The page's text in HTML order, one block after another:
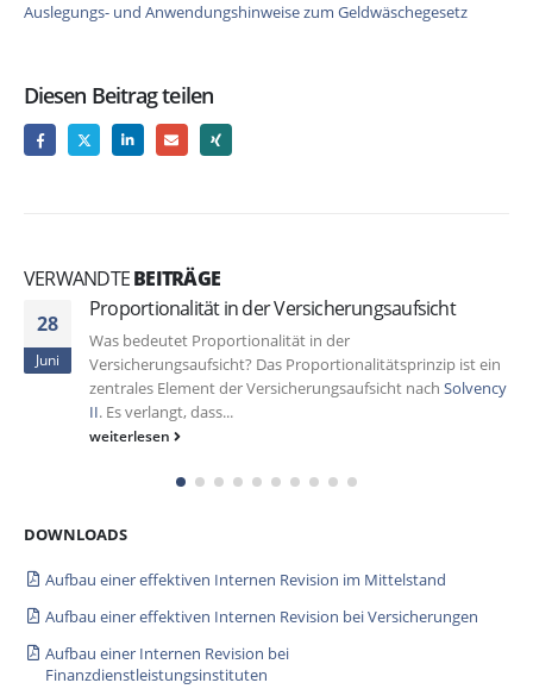
Auslegungs- und Anwendungshinweise zum Geldwäschegesetz
Diesen Beitrag teilen
VERWANDTEBEITRÄGE
28
Juni
Proportionalität in der Versicherungsaufsicht
Was bedeutet Proportionalität in der
Versicherungsaufsicht? Das Proportionalitätsprinzip ist ein
zentrales Element der Versicherungsaufsicht nach Solvency
II. Es verlangt, dass...
weiterlesen
DOWNLOADS
Aufbau einer effektiven Internen Revision im Mittelstand
Aufbau einer effektiven Internen Revision bei Versicherungen
Aufbau einer Internen Revision bei
Finanzdienstleistungsinstituten